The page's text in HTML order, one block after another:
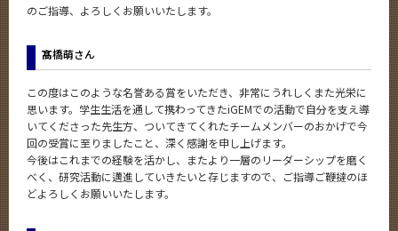
のご指導、よろしくお願いいたします。
髙橋萌さん
この度はこのような名誉ある賞をいただき、非常にうれしくまた光栄に
思います。学生生活を通して携わってきたiGEMでの活動で自分を支え導
いてくださった先生方、ついてきてくれたチームメンバーのおかげで今
回の受賞に至りましたこと、深く感謝を申し上げます。
今後はこれまでの経験を活かし、またより一層のリーダーシップを磨く
べく、研究活動に邁進していきたいと存じますので、ご指導ご鞭撻のほ
どよろしくお願いいたします。